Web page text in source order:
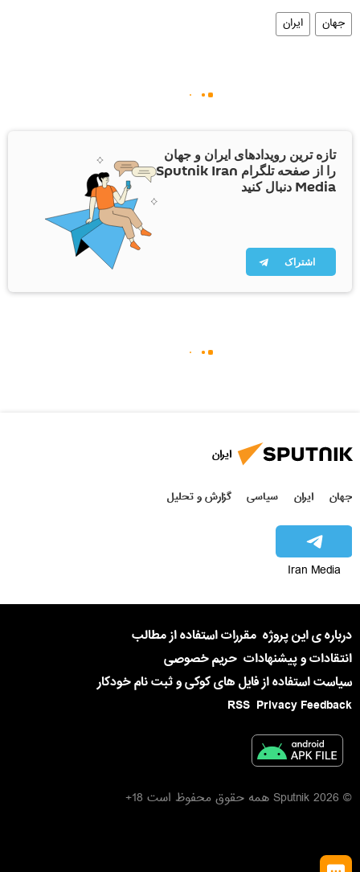
جهان ایران
تازه ترین رویدادهای ایران و جهان
را از صفحه تلگرام Sputnik Iran
Media دنبال کنید
اشتراک
ایران
جهان ایران سیاسی گزارش و تحلیل
Iran Media
درباره ی این پروژه مقررات استفاده از مطالب
انتقادات و پیشنهادات حریم خصوصی
سیاست استفاده از فایل های کوکی و ثبت نام خودکار
Privacy Feedback
RSS
© 2026 Sputnik همه حقوق محفوظ است 18+